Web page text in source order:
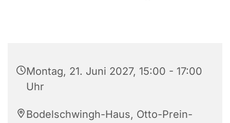
Montag, 21. Juni 2027, 15:00 - 17:00
Uhr
Bodelschwingh-Haus, Otto-Prein-